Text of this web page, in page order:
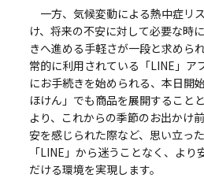
一方、気候変動による熱中症リ
け、将来の不安に対して必要な時
きへ進める手軽さが一段と求めら
常的に利用されている「LINE」ア
にお手続きを始められる、本日開
ほけん」でも商品を展開すること
より、これからの季節のお出かけ
安を感じられた際など、思い立っ
「LINE」から迷うことなく、よ
だける環境を実現します。